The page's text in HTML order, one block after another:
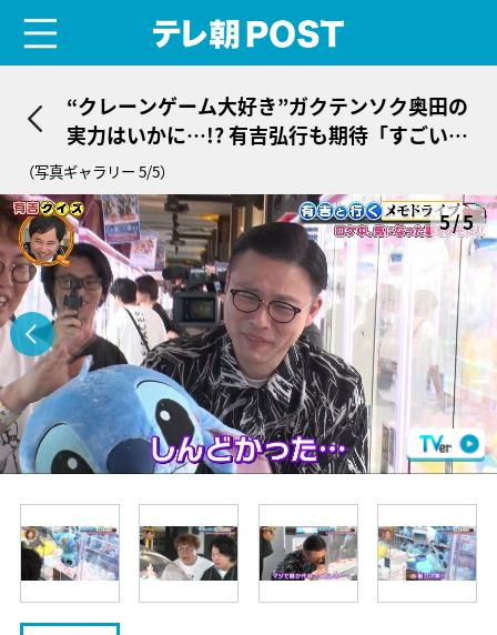
“クレーンゲーム大好き”ガクテンソク奥田の
実力はいかに…!? 有吉弘行も期待「すごいエ
ンディングになれ！」
（写真ギャラリー 5/5）
5/5